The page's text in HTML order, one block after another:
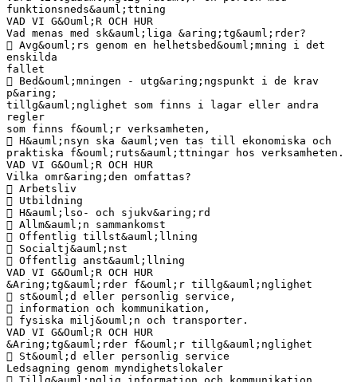
funktionsneds&auml;ttning
VAD VI G&Ouml;R OCH HUR
Vad menas med sk&auml;liga &aring;tg&auml;rder?
 Avg&ouml;rs genom en helhetsbed&ouml;mning i det
enskilda
fallet
 Bed&ouml;mningen - utg&aring;ngspunkt i de krav
p&aring;
tillg&auml;nglighet som finns i lagar eller andra
regler
som finns f&ouml;r verksamheten,
 H&auml;nsyn ska &auml;ven tas till ekonomiska och
praktiska f&ouml;ruts&auml;ttningar hos verksamheten.
VAD VI G&Ouml;R OCH HUR
Vilka omr&aring;den omfattas?
 Arbetsliv
 Utbildning
 H&auml;lso- och sjukv&aring;rd
 Allm&auml;n sammankomst
 Offentlig tillst&auml;llning
 Socialtj&auml;nst
 Offentlig anst&auml;llning
VAD VI G&Ouml;R OCH HUR
&Aring;tg&auml;rder f&ouml;r tillg&auml;nglighet
 st&ouml;d eller personlig service,
 information och kommunikation,
 fysiska milj&ouml;n och transporter.
VAD VI G&Ouml;R OCH HUR
&Aring;tg&auml;rder f&ouml;r tillg&auml;nglighet
 St&ouml;d eller personlig service
Ledsagning genom myndighetslokaler